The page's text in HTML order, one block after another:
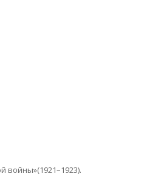
войны»(1921–1923).